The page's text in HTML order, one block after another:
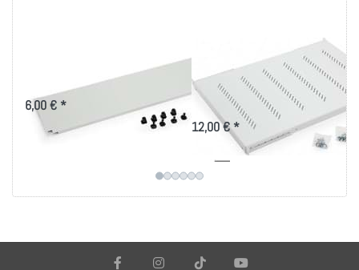
Kunstoffclips
6,00 € *
19 Zoll Fachboden
bis 80kg Belastung
in versch. Tiefen
12,00 € *